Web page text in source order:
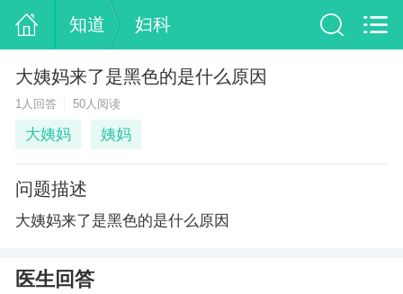
知道 妇科
大姨妈来了是黑色的是什么原因
1人回答 50人阅读
大姨妈 姨妈
问题描述
大姨妈来了是黑色的是什么原因
医生回答